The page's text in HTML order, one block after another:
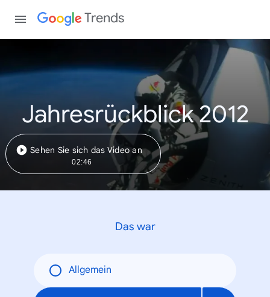
Trends
Jahresrückblick 2012
Sehen Sie sich das Video an
02:46
Das war
Allgemein